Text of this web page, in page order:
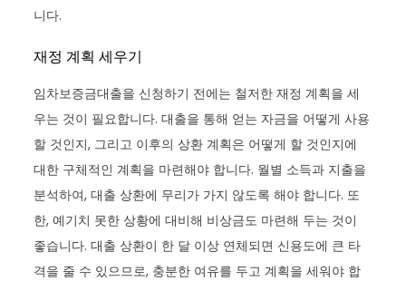
니다.
재정 계획 세우기
임차보증금대출을 신청하기 전에는 철저한 재정 계획을 세
우는 것이 필요합니다. 대출을 통해 얻는 자금을 어떻게 사용
할 것인지, 그리고 이후의 상환 계획은 어떻게 할 것인지에
대한 구체적인 계획을 마련해야 합니다. 월별 소득과 지출을
분석하여, 대출 상환에 무리가 가지 않도록 해야 합니다. 또
한, 예기치 못한 상황에 대비해 비상금도 마련해 두는 것이
좋습니다. 대출 상환이 한 달 이상 연체되면 신용도에 큰 타
격을 줄 수 있으므로, 충분한 여유를 두고 계획을 세워야 합